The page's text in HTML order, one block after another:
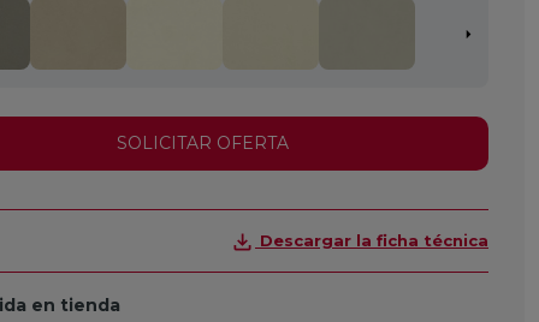
SOLICITAR OFERTA
Descargar la ficha técnica
en tienda